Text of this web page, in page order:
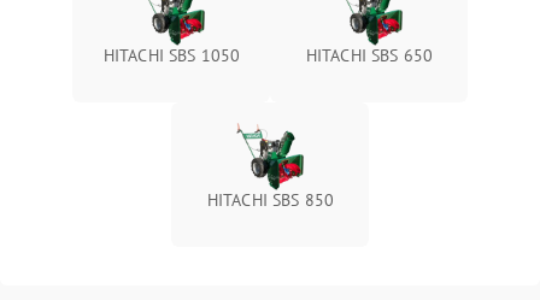
Повреждение троса
Подробнее →
1000 ₽
HITACHI SBS 1050 HITACHI SBS 650
HITACHI SBS 850